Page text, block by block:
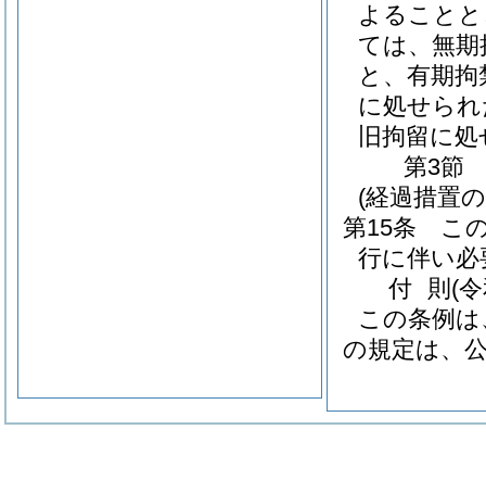
よること
ては、無
と、有期
に処せら
旧拘留に
第3節
(経過措置
第15条
こ
行に伴い
付 則 (
この条例
の規定は、